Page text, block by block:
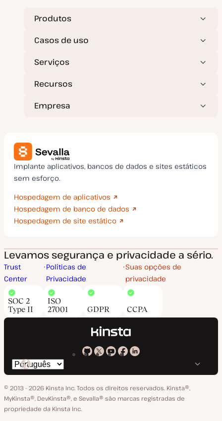
a
l
a
o
Produtos
Casos de uso
Serviços
Recursos
Empresa
Implante aplicativos, bancos de dados e sites estáticos
sem esforço.
Hospedagem de aplicativos
Hospedagem de banco de dados
Hospedagem de site estático
Levamos segurança e privacidade a sério.
Trust
Center
Políticas de
Privacidade
Suas opções de
privacidade
SOC 2
Type II
ISO
27001
GDPR CCPA
Kinsta
GitHub
Kinsta
X
Kinsta
YouTube
Kinsta
Facebook
Kinsta
LinkedIn
Trocar
o
idioma
© 2013 - 2026 Kinsta Inc. Todos os direitos reservados. Kinsta®‚
MyKinsta®‚ DevKinsta®‚ e Sevalla® são marcas registradas de
propriedade da Kinsta Inc.